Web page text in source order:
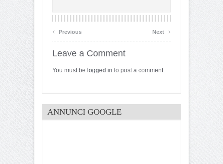
‹ Previous Next ›
Leave a Comment
You must be logged in to post a comment.
ANNUNCI GOOGLE